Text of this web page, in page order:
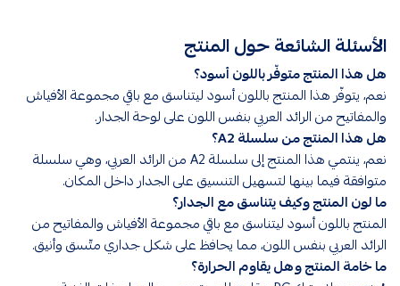
الأسئلة الشائعة حول المنتج
هل هذا المنتج متوفّر باللون أسود؟
نعم، يتوفّر هذا المنتج باللون أسود ليتناسق مع باقي مجموعة الأفياش
والمفاتيح من الرائد العربي بنفس اللون على لوحة الجدار.
هل هذا المنتج من سلسلة A2؟
نعم، ينتمي هذا المنتج إلى سلسلة A2 من الرائد العربي، وهي سلسلة
متوافقة فيما بينها لتسهيل التنسيق على الجدار داخل المكان.
ما لون المنتج وكيف يتناسق مع الجدار؟
المنتج باللون أسود ليتناسق مع باقي مجموعة الأفياش والمفاتيح من
الرائد العربي بنفس اللون، مما يحافظ على شكل جداري متّسق وأنيق.
ما خامة المنتج وهل يقاوم الحرارة؟